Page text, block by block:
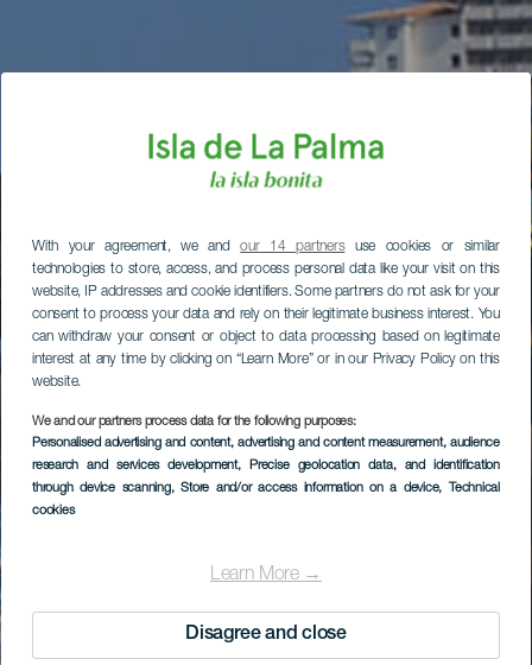
With your agreement, we andour 14 partnersuse cookies or similar
technologies to store, access, and process personal data like your visit on this
website, IP addresses and cookie identifiers. Some partners do not ask for your
consent to process your data and rely on their legitimate business interest. You
can withdraw your consent or object to data processing based on legitimate
interest at any time by clicking on “Learn More” or in our Privacy Policy on this
website.
We and our partners process data for the following purposes:
Personalised advertising and content, advertising and content measurement, audience
research and services development, Precise geolocation data, and identification
through device scanning, Store and/or access information on a device, Technical
cookies
Learn More →
Disagree and close